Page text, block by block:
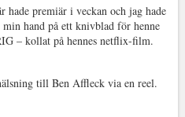
hade premiär i veckan och jag hade
hand på ett knivblad för henne
– kollat på hennes netflix-film.
till Ben Affleck via en reel.